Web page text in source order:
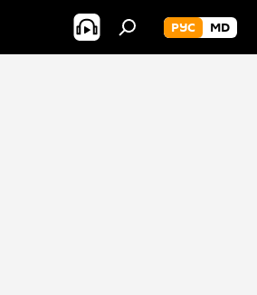
РУС MD